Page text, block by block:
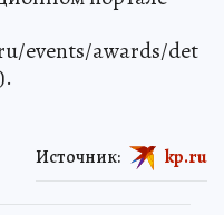
events/awards/det
Источник: kp.ru